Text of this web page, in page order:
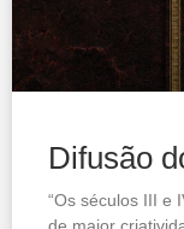
Difusão
“Os séculos III e